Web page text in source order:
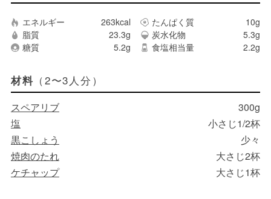
エネルギー 263kcal たんぱく質
10g
脂質
23.3g 炭水化物
5.3g
糖質
5.2g 食塩相当量 2.2g
材料 （2〜3人分）
スペアリブ
300g
塩
小さじ1/2杯
黒こしょう
少々
焼肉のたれ
大さじ2杯
ケチャップ
大さじ1杯